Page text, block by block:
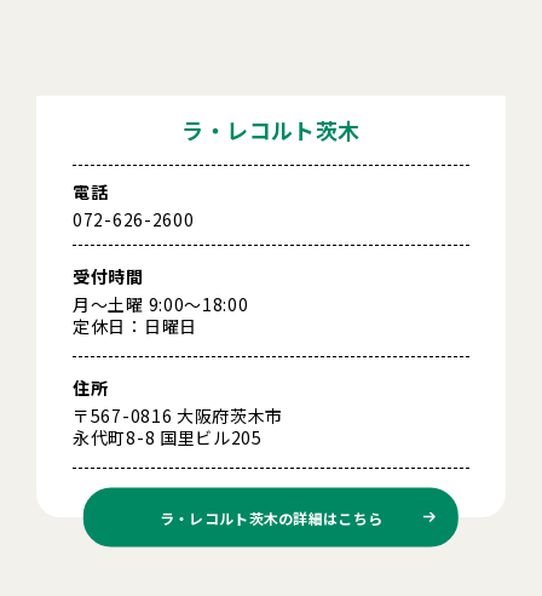
ラ・レコルト茨木
電話
072-626-2600
受付時間
月～土曜 9:00～18:00
定休日：日曜日
住所
〒567-0816 大阪府茨木市
永代町8-8 国里ビル205
ラ・レコルト茨木の詳細はこちら